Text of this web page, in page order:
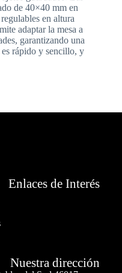
de 40×40 mm en
en altura
adaptar la mesa a
garantizando una
rápido y sencillo, y
Enlaces de Interés
Nuestra dirección